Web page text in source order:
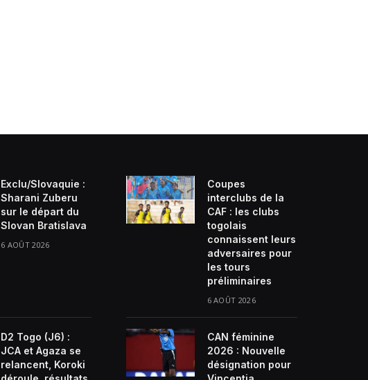
Exclu/Slovaquie :
Sharani Zuberu
sur le départ du
Slovan Bratislava
6 AOÛT 2026
Coupes
interclubs de la
CAF : les clubs
togolais
connaissent leurs
adversaires pour
les tours
préliminaires
6 AOÛT 2026
D2 Togo (J6) :
JCA et Agaza se
relancent, Koroki
CAN féminine
2026 : Nouvelle
désignation pour